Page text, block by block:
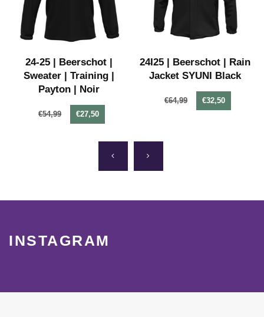
24-25 | Beerschot |
Sweater | Training |
Payton | Noir
€54,99 €27,50
24I25 | Beerschot | Rain
Jacket SYUNI Black
€64,99 €32,50
INSTAGRAM